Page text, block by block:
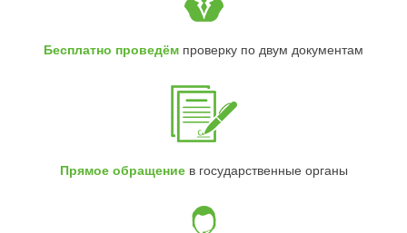
Бесплатно проведём проверку по двум документам
Прямое обращениев государственные органы